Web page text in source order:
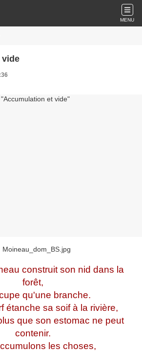
MENU
vide
construit son nid dans la
forêt,
qu'une branche.
étanche sa soif à la rivière,
que son estomac ne peut
contenir.
les choses,